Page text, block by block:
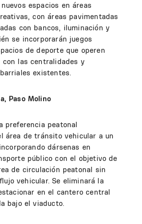
espacios en áreas
con áreas pavimentadas
con bancos, iluminación y
se incorporarán juegos
de deporte que operen
con las centralidades y
existentes.
Paso Molino
preferencia peatonal
área de tránsito vehicular a un
dársenas en
público con el objetivo de
de circulación peatonal sin
vehicular. Se eliminará la
en el cantero central
bajo el viaducto.